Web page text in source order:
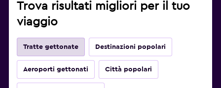
Trova risultati migliori per il tuo
viaggio
Tratte gettonate Destinazioni popolari
Aeroporti gettonati Città popolari